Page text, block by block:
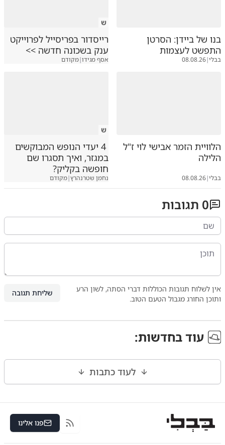
בנו של ביידן: הסרטן
התפשט לעצמות
בבלי|
08.08.26
ש
רייסדור בפריסייל לפרוייקט
ענק בשכונה חדשה >>
אסף מגידו|מקודם
הלוויית הזמר אבישי לוי ז"ל
הלילה
בבלי|
08.08.26
ש
4 יעדי הנופש המבוקשים
במגזר, ואיך תסגרו שם
חופשה בקליק?
נחמן שטרנהרץ|מקודם
0 תגובות
אין לשלוח תגובות הכוללות דברי הסתה, לשון הרע
ותוכן החורג מגבול הטעם הטוב.
שליחת תגובה
עוד בחדשות:
לעוד כתבות
RSS פנו אלינו